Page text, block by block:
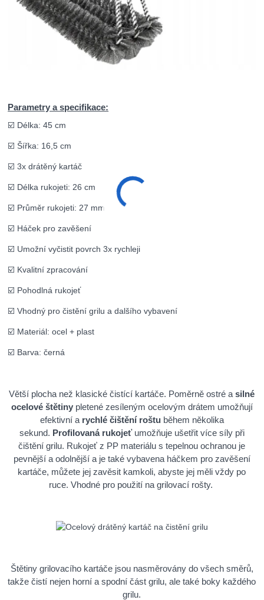
Parametry a specifikace:
☑️ Délka: 45 cm
☑️ Šířka: 16,5 cm
☑️ 3x drátěný kartáč
☑️ Délka rukojeti: 26 cm
☑️ Průměr rukojeti: 27 mm
☑️ Háček pro zavěšení
☑️ Umožní vyčistit povrch 3x rychleji
☑️ Kvalitní zpracování
☑️ Pohodlná rukojeť
☑️ Vhodný pro čistění grilu a dalšího vybavení
☑️ Materiál: ocel + plast
☑️ Barva: černá
Větší plocha než klasické čistící kartáče. Poměrně ostré asilné
ocelové štětinypletené zesíleným ocelovým drátem umožňují
efektivní a rychlé čištění roštu během několika
sekund. Profilovaná rukojeťumožňuje ušetřit více síly při
čištění grilu. Rukojeť z PP materiálu s tepelnou ochranou je
pevnější a odolnější a je také vybavena háčkem pro zavěšení
kartáče, můžete jej zavěsit kamkoli, abyste jej měli vždy po
ruce. Vhodné pro použití na grilovací rošty.
Štětiny grilovacího kartáče jsou nasměrovány do všech směrů,
takže čistí nejen horní a spodní část grilu, ale také boky každého
grilu.